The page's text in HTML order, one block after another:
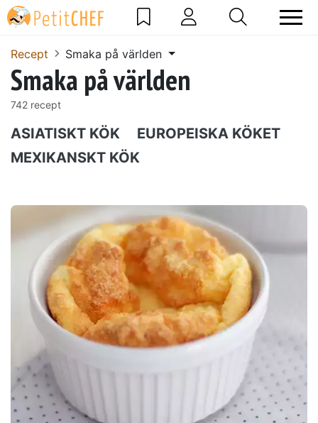
Recept Smaka på världen
Smaka på världen
742 recept
ASIATISKT KÖK
EUROPEISKA KÖKET
MEXIKANSKT KÖK